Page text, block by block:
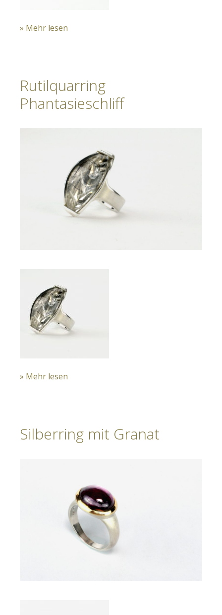
» Mehr lesen
Rutilquarring
Phantasieschliff
» Mehr lesen
Silberring mit Granat